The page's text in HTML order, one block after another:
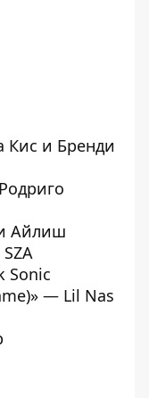
и Бренди
Айлиш
Sonic
— Lil Nas